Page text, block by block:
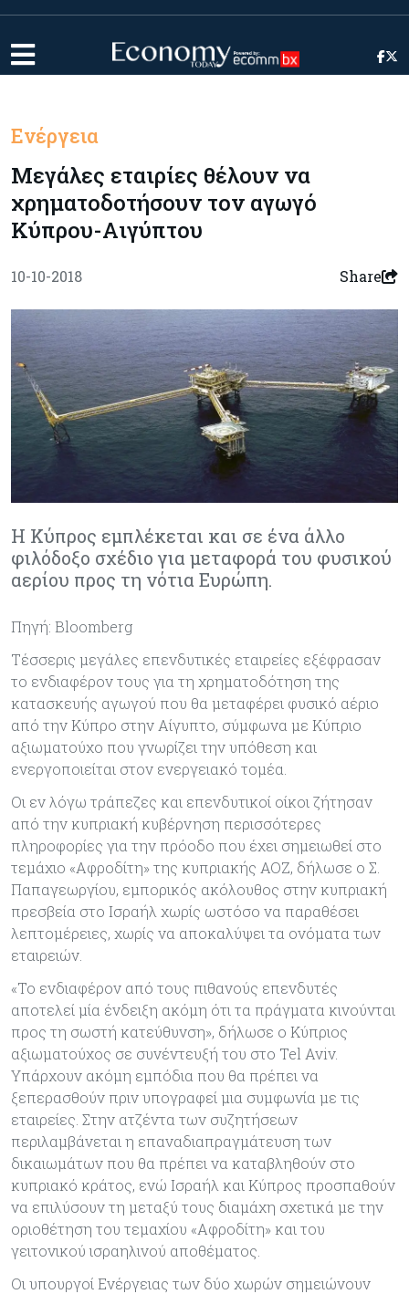
Ενέργεια
Μεγάλες εταιρίες θέλουν να
χρηματοδοτήσουν τον αγωγό
Κύπρου-Αιγύπτου
10-10-2018 Share
Η Κύπρος εμπλέκεται και σε ένα άλλο
φιλόδοξο σχέδιο για μεταφορά του φυσικού
αερίου προς τη νότια Ευρώπη.
Πηγή: Bloomberg
Τέσσερις μεγάλες επενδυτικές εταιρείες εξέφρασαν
το ενδιαφέρον τους για τη χρηματοδότηση της
κατασκευής αγωγού που θα μεταφέρει φυσικό αέριο
από την Κύπρο στην Αίγυπτο, σύμφωνα με Κύπριο
αξιωματούχο που γνωρίζει την υπόθεση και
ενεργοποιείται στον ενεργειακό τομέα.
Οι εν λόγω τράπεζες και επενδυτικοί οίκοι ζήτησαν
από την κυπριακή κυβέρνηση περισσότερες
πληροφορίες για την πρόοδο που έχει σημειωθεί στο
τεμάχιο «Αφροδίτη» της κυπριακής ΑΟΖ, δήλωσε ο Σ.
Παπαγεωργίου, εμπορικός ακόλουθος στην κυπριακή
πρεσβεία στο Ισραήλ χωρίς ωστόσο να παραθέσει
λεπτομέρειες, χωρίς να αποκαλύψει τα ονόματα των
εταιρειών.
«Το ενδιαφέρον από τους πιθανούς επενδυτές
αποτελεί μία ένδειξη ακόμη ότι τα πράγματα κινούνται
προς τη σωστή κατεύθυνση», δήλωσε ο Κύπριος
αξιωματούχος σε συνέντευξή του στο Tel Aviv.
Υπάρχουν ακόμη εμπόδια που θα πρέπει να
ξεπερασθούν πριν υπογραφεί μια συμφωνία με τις
εταιρείες. Στην ατζέντα των συζητήσεων
περιλαμβάνεται η επαναδιαπραγμάτευση των
δικαιωμάτων που θα πρέπει να καταβληθούν στο
κυπριακό κράτος, ενώ Ισραήλ και Κύπρος προσπαθούν
να επιλύσουν τη μεταξύ τους διαμάχη σχετικά με την
οριοθέτηση του τεμαχίου «Αφροδίτη» και του
γειτονικού ισραηλινού αποθέματος.
Οι υπουργοί Ενέργειας των δύο χωρών σημειώνουν